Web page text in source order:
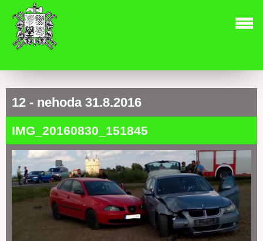
12 - nehoda 31.8.2016
IMG_20160830_151845